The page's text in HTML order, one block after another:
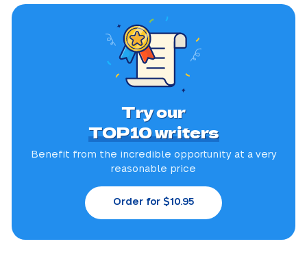
Try our
TOP10 writers
Benefit from the incredible opportunity at a very
reasonable price
Order for $10.95